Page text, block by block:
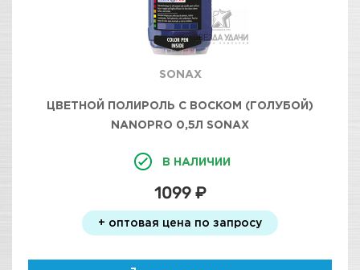
SONAX
ЦВЕТНОЙ ПОЛИРОЛЬ С ВОСКОМ (ГОЛУБОЙ)
NANOPRO 0,5Л SONAX
В НАЛИЧИИ
1099 ₽
+ оптовая цена по запросу